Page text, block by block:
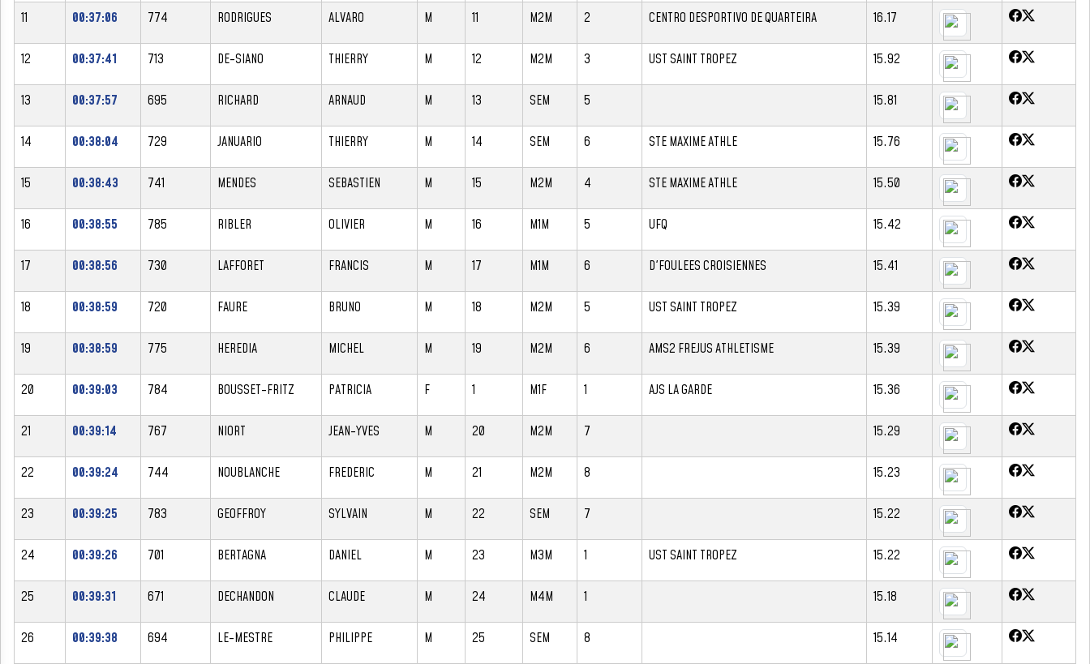
11 00:37:06 774 RODRIGUES ALVARO M 11 M2M 2 CENTRO DESPORTIVO DE QUARTEIRA 16.17
12 00:37:41 713 DE-SIANO THIERRY M 12 M2M 3 UST SAINT TROPEZ 15.92
13 00:37:57 695 RICHARD ARNAUD M 13 SEM 5 15.81
14 00:38:04 729 JANUARIO THIERRY M 14 SEM 6 STE MAXIME ATHLE 15.76
15 00:38:43 741 MENDES SEBASTIEN M 15 M2M 4 STE MAXIME ATHLE 15.50
16 00:38:55 785 RIBLER OLIVIER M 16 M1M 5 UFQ 15.42
17 00:38:56 730 LAFFORET FRANCIS M 17 M1M 6 D'FOULEES CROISIENNES 15.41
18 00:38:59 720 FAURE BRUNO M 18 M2M 5 UST SAINT TROPEZ 15.39
19 00:38:59 775 HEREDIA MICHEL M 19 M2M 6 AMS2 FREJUS ATHLETISME 15.39
20 00:39:03 784 BOUSSET-FRITZ PATRICIA F 1 M1F 1 AJS LA GARDE 15.36
21 00:39:14 767 NIORT JEAN-YVES M 20 M2M 7 15.29
22 00:39:24 744 NOUBLANCHE FREDERIC M 21 M2M 8 15.23
23 00:39:25 783 GEOFFROY SYLVAIN M 22 SEM 7 15.22
24 00:39:26 701 BERTAGNA DANIEL M 23 M3M 1 UST SAINT TROPEZ 15.22
25 00:39:31 671 DECHANDON CLAUDE M 24 M4M 1 15.18
26 00:39:38 694 LE-MESTRE PHILIPPE M 25 SEM 8 15.14